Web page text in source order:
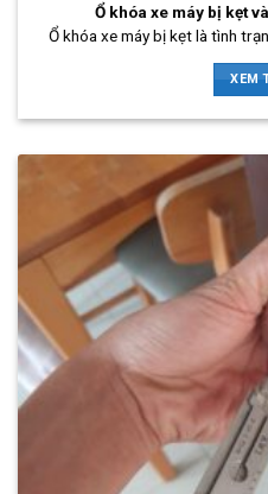
Ổ khóa xe máy bị kẹt
Ổ khóa xe máy bị kẹt là tình
XEM